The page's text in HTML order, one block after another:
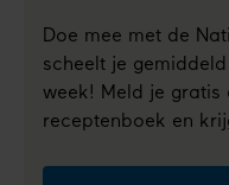
Doe mee met de
scheelt je
week! Meld je gratis
receptenboek en